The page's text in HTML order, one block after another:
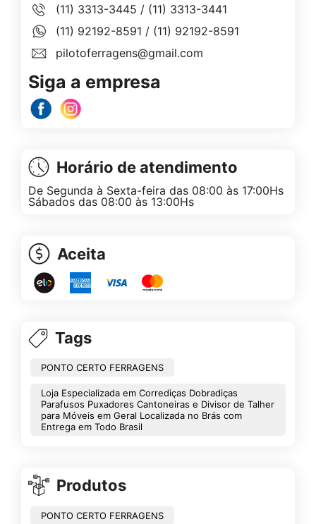
(11) 3313-3445 / (11) 3313-3441
(11) 92192-8591 / (11) 92192-8591
pilotoferragens@gmail.com
Siga a empresa
Horário de atendimento
De Segunda à Sexta-feira das 08:00 às 17:00Hs
Sábados das 08:00 às 13:00Hs
Aceita
Tags
PONTO CERTO FERRAGENS
Loja Especializada em Corrediças Dobradiças
Parafusos Puxadores Cantoneiras e Divisor de Talher
para Móveis em Geral Localizada no Brás com
Entrega em Todo Brasil
Produtos
PONTO CERTO FERRAGENS